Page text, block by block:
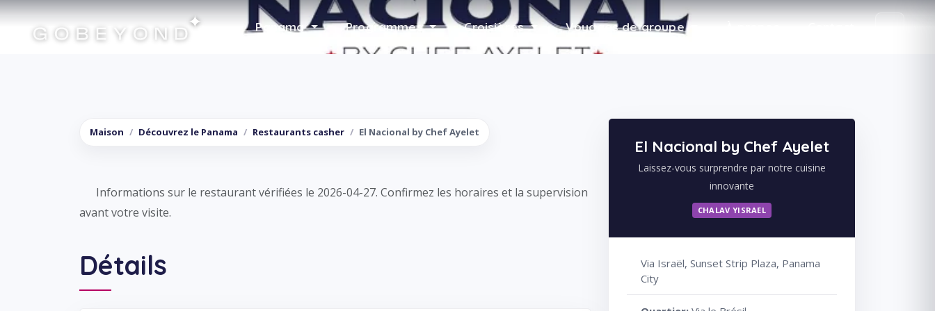
Panama Programmes Croisières Voyages de groupe
Maison Découvrez le Panama Restaurants casher El Nacional by Chef Ayelet
Informations sur le restaurant vérifiées le 2026-04-27. Confirmez les horaires et la supervision
avant votre visite.
Détails
El Nacional by Chef Ayelet
Laissez-vous surprendre par notre cuisine
innovante
CHALAV YISRAEL
Via Israël, Sunset Strip Plaza, Panama
City